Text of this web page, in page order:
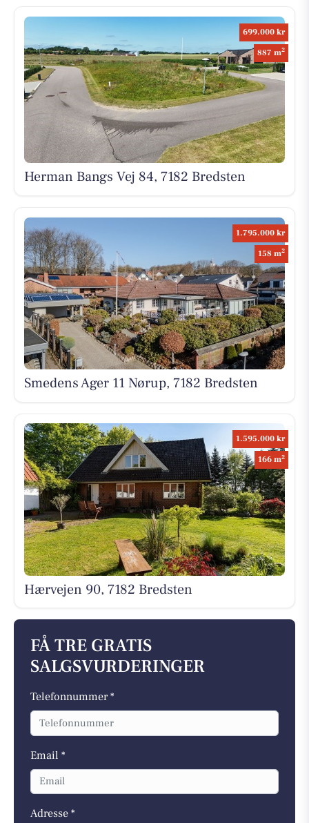
699.000 kr
887 m2
Herman Bangs Vej 84, 7182 Bredsten
1.795.000 kr
158 m2
Smedens Ager 11 Nørup, 7182 Bredsten
1.595.000 kr
166 m2
Hærvejen 90, 7182 Bredsten
FÅ TRE GRATIS
SALGSVURDERINGER
Telefonnummer *
Email *
Adresse *